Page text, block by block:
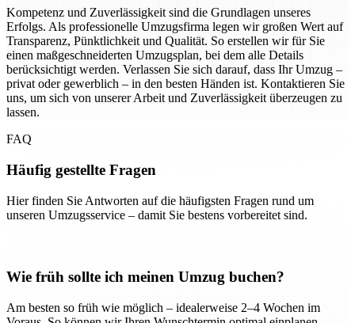
Kompetenz und Zuverlässigkeit sind die Grundlagen unseres
Erfolgs. Als professionelle Umzugsfirma legen wir großen Wert auf
Transparenz, Pünktlichkeit und Qualität. So erstellen wir für Sie
einen maßgeschneiderten Umzugsplan, bei dem alle Details
berücksichtigt werden. Verlassen Sie sich darauf, dass Ihr Umzug –
privat oder gewerblich – in den besten Händen ist. Kontaktieren Sie
uns, um sich von unserer Arbeit und Zuverlässigkeit überzeugen zu
lassen.
FAQ
Häufig gestellte Fragen
Hier finden Sie Antworten auf die häufigsten Fragen rund um
unseren Umzugsservice – damit Sie bestens vorbereitet sind.
Wie früh sollte ich meinen Umzug buchen?
Am besten so früh wie möglich – idealerweise 2–4 Wochen im